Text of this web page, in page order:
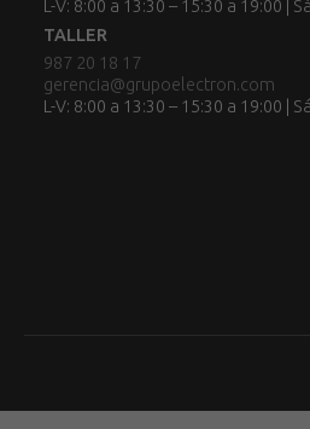
L-V: 8:00 a 13:30 – 15:30 a 19:00 |
TALLER
987 20 18 17
gerencia@grupoelectron.com
L-V: 8:00 a 13:30 – 15:30 a 19:00 |